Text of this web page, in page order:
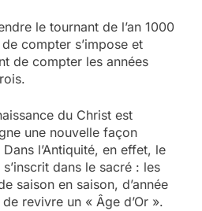
le tournant de l’an 1000
compter s’impose et
de compter les années
du Christ est
une nouvelle façon
l’Antiquité, en effet, le
dans le sacré : les
saison en saison, d’année
revivre un « Âge d’Or ».